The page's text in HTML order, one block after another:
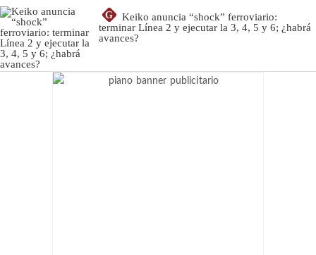
G
Keiko anuncia “shock” ferroviario:
terminar Línea 2 y ejecutar la 3, 4, 5 y 6; ¿habrá
avances?